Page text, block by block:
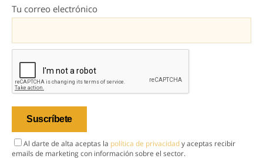
Tu correo electrónico
Al darte de alta aceptas la política de privacidady aceptas recibir
emails de marketing con información sobre el sector.